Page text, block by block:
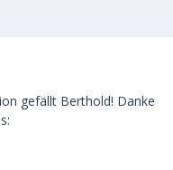
gefällt Berthold! Danke